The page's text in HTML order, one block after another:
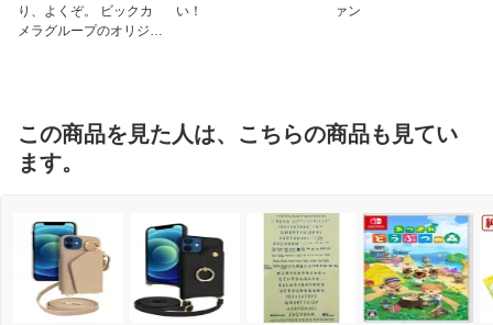
り、よくぞ。 ビックカ
メラグループのオリジナ
い！
ァン
この商品を見た人は、こちらの商品も見てい
ます。